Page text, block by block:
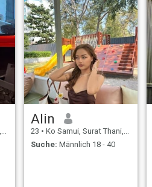
Alin
23 • Ko Samui, Surat Thani, Thailand
Suche: Männlich 18 - 40